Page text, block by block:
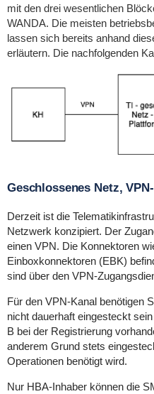
mit den drei wesentlichen
WANDA. Die meisten
lassen sich bereits anhand
erläutern. Die nachfolgenden
Geschlossenes Netz,
Derzeit ist die
Netzwerk konzipiert. Der
einen VPN. Die Konnektoren
Einboxkonnektoren (EBK)
sind über den VPN-
Für den VPN-Kanal benötigen
nicht dauerhaft eingesteckt
B bei der Registrierung
anderem Grund stets
Operationen benötigt wird.
Nur HBA-Inhaber können die